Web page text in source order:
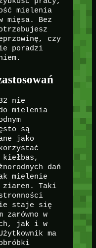
mielenia
mięsa. Bez
czy
poradzi
nie
mielenia
są
jako
dań
mielenie
ziaren. Taki
staje się
zarówno w
jak i w
ma